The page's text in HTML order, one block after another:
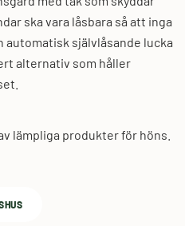
ska vara låsbara så att inga
automatisk självlåsande lucka
alternativ som håller
lämpliga produkter för höns.